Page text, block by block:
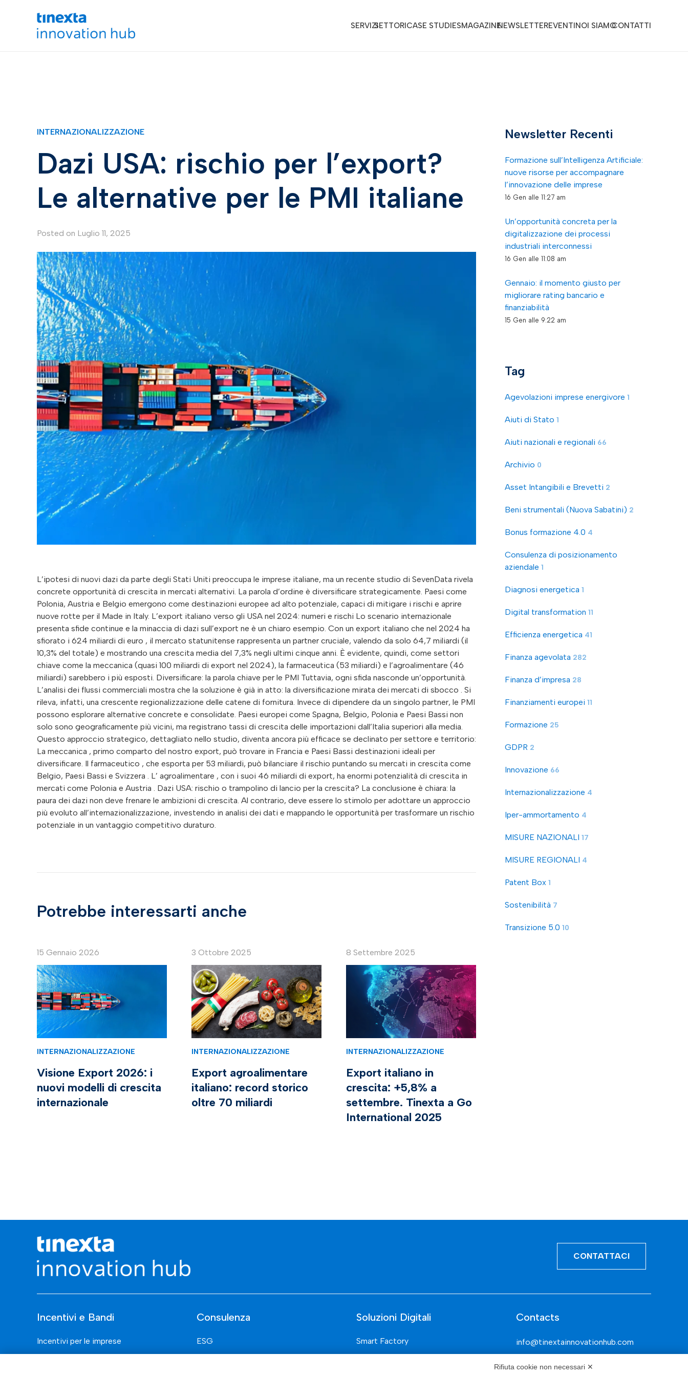
SERVIZISETTORICASE STUDIESMAGAZINENEWSLETTEREVENTINOI SIAMOCONTATTI
INTERNAZIONALIZZAZIONE
Dazi USA: rischio per l’export?
Le alternative per le PMI italiane
Posted on Luglio 11, 2025
L’ipotesi di nuovi dazi da parte degli Stati Uniti preoccupa le imprese italiane, ma un recente studio di SevenData rivela
concrete opportunità di crescita in mercati alternativi. La parola d’ordine è diversificare strategicamente. Paesi come
Polonia, Austria e Belgio emergono come destinazioni europee ad alto potenziale, capaci di mitigare i rischi e aprire
nuove rotte per il Made in Italy. L’export italiano verso gli USA nel 2024: numeri e rischi Lo scenario internazionale
presenta sfide continue e la minaccia di dazi sull’export ne è un chiaro esempio. Con un export italiano che nel 2024 ha
sfiorato i 624 miliardi di euro , il mercato statunitense rappresenta un partner cruciale, valendo da solo 64,7 miliardi (il
10,3% del totale) e mostrando una crescita media del 7,3% negli ultimi cinque anni. È evidente, quindi, come settori
chiave come la meccanica (quasi 100 miliardi di export nel 2024), la farmaceutica (53 miliardi) e l’agroalimentare (46
miliardi) sarebbero i più esposti. Diversificare: la parola chiave per le PMI Tuttavia, ogni sfida nasconde un’opportunità.
L’analisi dei flussi commerciali mostra che la soluzione è già in atto: la diversificazione mirata dei mercati di sbocco . Si
rileva, infatti, una crescente regionalizzazione delle catene di fornitura. Invece di dipendere da un singolo partner, le PMI
possono esplorare alternative concrete e consolidate. Paesi europei come Spagna, Belgio, Polonia e Paesi Bassi non
solo sono geograficamente più vicini, ma registrano tassi di crescita delle importazioni dall’Italia superiori alla media.
Questo approccio strategico, dettagliato nello studio, diventa ancora più efficace se declinato per settore e territorio:
La meccanica , primo comparto del nostro export, può trovare in Francia e Paesi Bassi destinazioni ideali per
diversificare. Il farmaceutico , che esporta per 53 miliardi, può bilanciare il rischio puntando su mercati in crescita come
Belgio, Paesi Bassi e Svizzera . L’ agroalimentare , con i suoi 46 miliardi di export, ha enormi potenzialità di crescita in
mercati come Polonia e Austria . Dazi USA: rischio o trampolino di lancio per la crescita? La conclusione è chiara: la
paura dei dazi non deve frenare le ambizioni di crescita. Al contrario, deve essere lo stimolo per adottare un approccio
più evoluto all’internazionalizzazione, investendo in analisi dei dati e mappando le opportunità per trasformare un rischio
potenziale in un vantaggio competitivo duraturo.
Potrebbe interessarti anche
15 Gennaio 2026
INTERNAZIONALIZZAZIONE
Visione Export 2026: i
nuovi modelli di crescita
internazionale
3 Ottobre 2025
INTERNAZIONALIZZAZIONE
Export agroalimentare
italiano: record storico
oltre 70 miliardi
8 Settembre 2025
INTERNAZIONALIZZAZIONE
Export italiano in
crescita: +5,8% a
settembre. Tinexta a Go
International 2025
Newsletter Recenti
Formazione sull’Intelligenza Artificiale:
nuove risorse per accompagnare
l’innovazione delle imprese
16 Gen alle 11:27 am
Un’opportunità concreta per la
digitalizzazione dei processi
industriali interconnessi
16 Gen alle 11:08 am
Gennaio: il momento giusto per
migliorare rating bancario e
finanziabilità
15 Gen alle 9:22 am
Tag
Agevolazioni imprese energivore 1
Aiuti di Stato 1
Aiuti nazionali e regionali 66
Archivio 0
Asset Intangibili e Brevetti 2
Beni strumentali (Nuova Sabatini) 2
Bonus formazione 4.0 4
Consulenza di posizionamento
aziendale 1
Diagnosi energetica 1
Digital transformation 11
Efficienza energetica 41
Finanza agevolata 282
Finanza d’impresa 28
Finanziamenti europei 11
Formazione 25
GDPR 2
Innovazione 66
Internazionalizzazione 4
Iper-ammortamento 4
MISURE NAZIONALI 17
MISURE REGIONALI 4
Patent Box 1
Sostenibilità 7
Transizione 5.0 10
CONTATTACI
Incentivi e Bandi
Incentivi per le imprese
Consulenza
ESG
Soluzioni Digitali
Smart Factory
Contacts
info@tinextainnovationhub.com
+39 0522 733711
Rifiuta cookie non necessari ✕